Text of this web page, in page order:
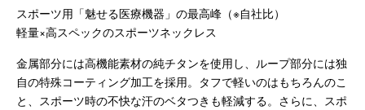
スポーツ用「魅せる医療機器」の最高峰（※自社比）
軽量×高スペックのスポーツネックレス
金属部分には高機能素材の純チタンを使用し、ループ部分には独
自の特殊コーティング加工を採用。タフで軽いのはもちろんのこ
と、スポーツ時の不快な汗のベタつきも軽減する。さらに、スポ